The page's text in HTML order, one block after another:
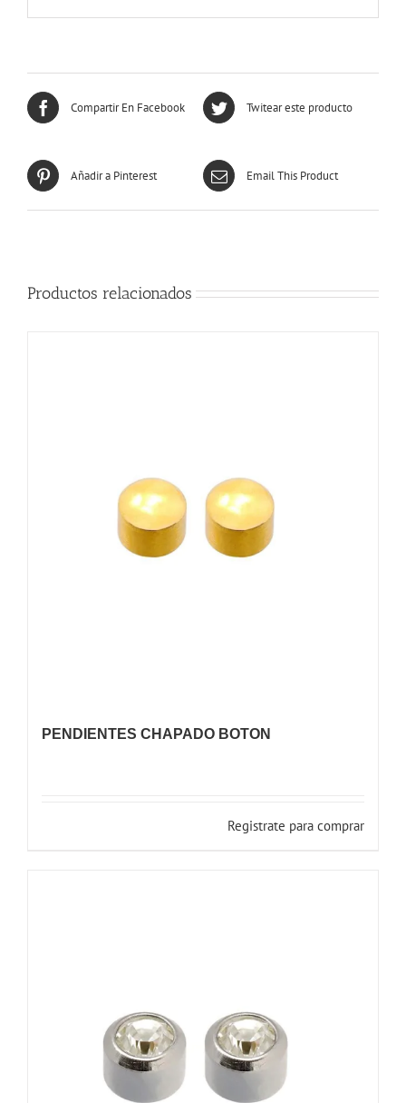
Compartir En Facebook Twitear este producto
Añadir a Pinterest Email This Product
Productos relacionados
PENDIENTES CHAPADO BOTON
Registrate para comprar